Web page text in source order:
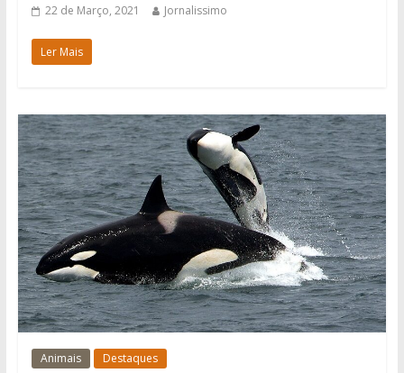
22 de Março, 2021 Jornalissimo
Ler Mais
Animais Destaques